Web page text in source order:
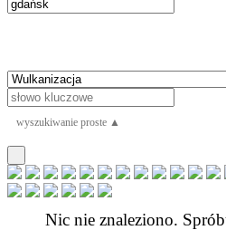
wyszukiwanie proste ▲
Nic nie znaleziono.